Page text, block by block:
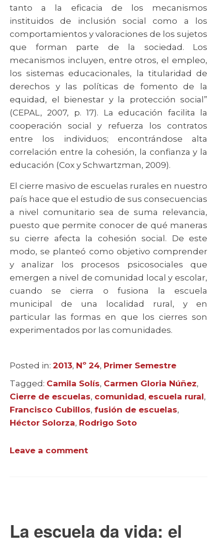
tanto a la eficacia de los mecanismos
instituidos de inclusión social como a los
comportamientos y valoraciones de los sujetos
que forman parte de la sociedad. Los
mecanismos incluyen, entre otros, el empleo,
los sistemas educacionales, la titularidad de
derechos y las políticas de fomento de la
equidad, el bienestar y la protección social”
(CEPAL, 2007, p. 17). La educación facilita la
cooperación social y refuerza los contratos
entre los individuos; encontrándose alta
correlación entre la cohesión, la confianza y la
educación (Cox y Schwartzman, 2009).
El cierre masivo de escuelas rurales en nuestro
país hace que el estudio de sus consecuencias
a nivel comunitario sea de suma relevancia,
puesto que permite conocer de qué maneras
su cierre afecta la cohesión social. De este
modo, se planteó como objetivo comprender
y analizar los procesos psicosociales que
emergen a nivel de comunidad local y escolar,
cuando se cierra o fusiona la escuela
municipal de una localidad rural, y en
particular las formas en que los cierres son
experimentados por las comunidades.
Posted in: Categories
2013, Nº 24, Primer Semestre
Tagged: Tags
Camila Solís, Carmen Gloria Núñez,
Cierre de escuelas, comunidad, escuela rural,
Francisco Cubillos, fusión de escuelas,
Héctor Solorza, Rodrigo Soto
Leave a comment
La escuela da vida: el